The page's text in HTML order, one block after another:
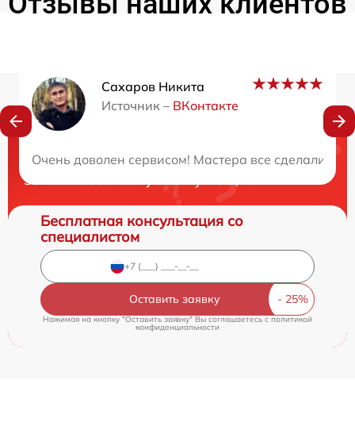
Сахаров Никита
Источник – ВКонтакте
Очень доволен сервисом! Мастера все сделали
Нужна консультация?
Закажите бесплатную консультацию
Бесплатная консультация со
специалистом
Оставить заявку
Нажимая на кнопку "Оставить заявку" Вы соглашаетесь cполитикой
конфиденциальности